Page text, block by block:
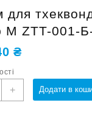
М ZTT-001-
₴
+ Додати в